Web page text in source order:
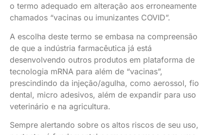
o termo adequado em alteração aos erroneamente
chamados “vacinas ou imunizantes COVID”.
A escolha deste termo se embasa na compreensão
de que a indústria farmacêutica já está
desenvolvendo outros produtos em plataforma de
tecnologia mRNA para além de “vacinas”,
prescindindo da injeção/agulha, como aerossol, fio
dental, micro adesivos, além de expandir para uso
veterinário e na agricultura.
Sempre alertando sobre os altos riscos de seu uso,